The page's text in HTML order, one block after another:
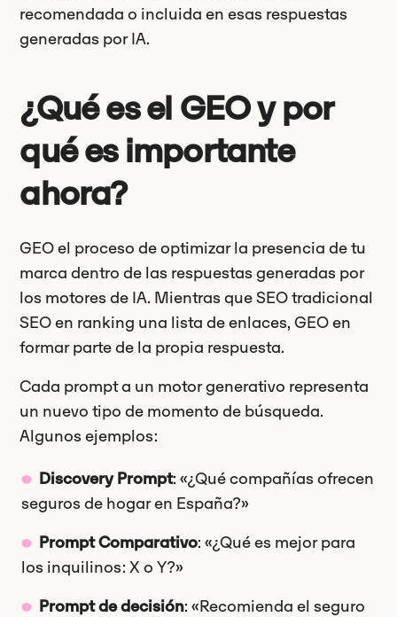
recomendada o incluida en esas respuestas
generadas por IA.
¿Qué es el GEO y por
qué es importante
ahora?
GEO el proceso de optimizar la presencia de tu
marca dentro de las respuestas generadas por
los motores de IA. Mientras que SEO tradicional
SEO en ranking una lista de enlaces, GEO en
formar parte de la propia respuesta.
Cada prompt a un motor generativo representa
un nuevo tipo de momento de búsqueda.
Algunos ejemplos:
Discovery Prompt: «¿Qué compañías ofrecen
seguros de hogar en España?»
Prompt Comparativo: «¿Qué es mejor para
los inquilinos: X o Y?»
Prompt de decisión: «Recomienda el seguro